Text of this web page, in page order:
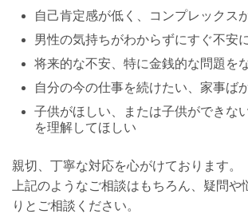
自己肯定感が低く、コンプレックス
男性の気持ちがわからずにすぐ不安
将来的な不安、特に金銭的な問題を
自分の今の仕事を続けたい、家事ば
子供がほしい、または子供ができな
を理解してほしい
親切、丁寧な対応を心がけております。
上記のようなご相談はもちろん、疑問や
りとご相談ください。